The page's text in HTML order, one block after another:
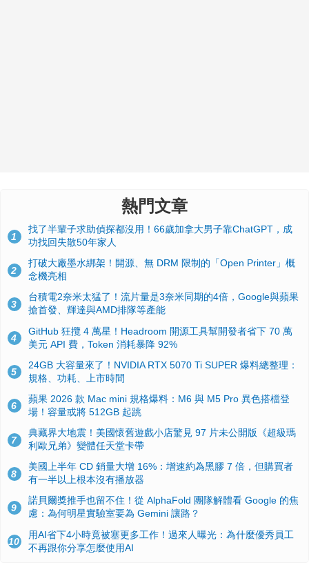
熱門文章
1
找了半輩子求助偵探都沒用！66歲加拿大男子靠ChatGPT，成
功找回失散50年家人
2
打破大廠墨水綁架！開源、無 DRM 限制的「Open Printer」概
念機亮相
3
台積電2奈米太猛了！流片量是3奈米同期的4倍，Google與蘋果
搶首發、輝達與AMD排隊等產能
4
GitHub 狂攬 4 萬星！Headroom 開源工具幫開發者省下 70 萬
美元 API 費，Token 消耗暴降 92%
5
24GB 大容量來了！NVIDIA RTX 5070 Ti SUPER 爆料總整理：
規格、功耗、上市時間
6
蘋果 2026 款 Mac mini 規格爆料：M6 與 M5 Pro 異色搭檔登
場！容量或將 512GB 起跳
7
典藏界大地震！美國懷舊遊戲小店驚見 97 片未公開版《超級瑪
利歐兄弟》變體任天堂卡帶
8
美國上半年 CD 銷量大增 16%：增速約為黑膠 7 倍，但購買者
有一半以上根本沒有播放器
9
諾貝爾獎推手也留不住！從 AlphaFold 團隊解體看 Google 的焦
慮：為何明星實驗室要為 Gemini 讓路？
10
用AI省下4小時竟被塞更多工作！過來人曝光：為什麼優秀員工
不再跟你分享怎麼使用AI